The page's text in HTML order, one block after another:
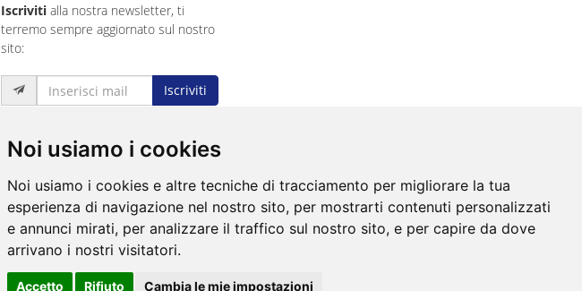
Noi usiamo i cookies
Noi usiamo i cookies e altre tecniche di tracciamento per migliorare la tua
esperienza di navigazione nel nostro sito, per mostrarti contenuti personalizzati
e annunci mirati, per analizzare il traffico sul nostro sito, e per capire da dove
arrivano i nostri visitatori.
Accetto Rifiuto Cambia le mie impostazioni
Iscrivitialla nostra newsletter, ti
terremo sempre aggiornato sul nostro
sito:
Iscriviti
condividi su